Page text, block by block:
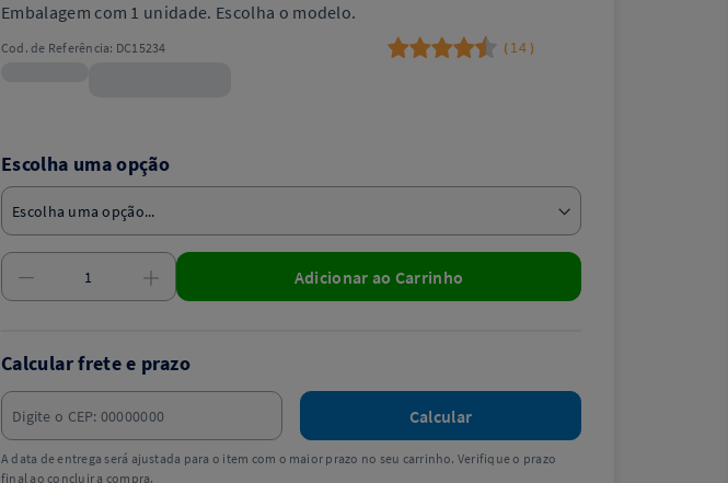
Embalagem com 1 unidade. Escolha o modelo.
Cod. de Referência: DC15234 ( 14 )
Escolha uma opção
Adicionar ao Carrinho
Calcular frete e prazo
Calcular
A data de entrega será ajustada para o item com o maior prazo no seu carrinho. Verifique o prazo
final ao concluir a compra.